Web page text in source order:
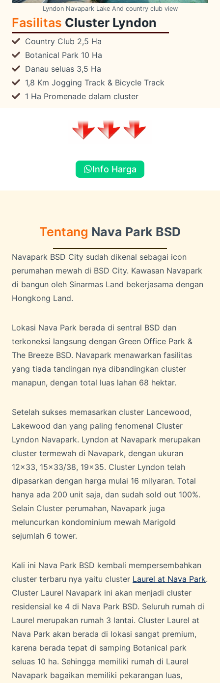
Lyndon Navapark Lake And country club view
Fasilitas Cluster Lyndon
Country Club 2,5 Ha
Botanical Park 10 Ha
Danau seluas 3,5 Ha
1,8 Km Jogging Track & Bicycle Track
1 Ha Promenade dalam cluster
Info Harga
Tentang Nava Park BSD
Navapark BSD City sudah dikenal sebagai icon
perumahan mewah di BSD City. Kawasan Navapark
di bangun oleh Sinarmas Land bekerjasama dengan
Hongkong Land.
Lokasi Nava Park berada di sentral BSD dan
terkoneksi langsung dengan Green Office Park &
The Breeze BSD. Navapark menawarkan fasilitas
yang tiada tandingan nya dibandingkan cluster
manapun, dengan total luas lahan 68 hektar.
Setelah sukses memasarkan cluster Lancewood,
Lakewood dan yang paling fenomenal Cluster
Lyndon Navapark. Lyndon at Navapark merupakan
cluster termewah di Navapark, dengan ukuran
12×33, 15×33/38, 19×35. Cluster Lyndon telah
dipasarkan dengan harga mulai 16 milyaran. Total
hanya ada 200 unit saja, dan sudah sold out 100%.
Selain Cluster perumahan, Navapark juga
meluncurkan kondominium mewah Marigold
sejumlah 6 tower.
Kali ini Nava Park BSD kembali mempersembahkan
cluster terbaru nya yaitu cluster Laurel at Nava Park.
Cluster Laurel Navapark ini akan menjadi cluster
residensial ke 4 di Nava Park BSD. Seluruh rumah di
Laurel merupakan rumah 3 lantai. Cluster Laurel at
Nava Park akan berada di lokasi sangat premium,
karena berada tepat di samping Botanical park
seluas 10 ha. Sehingga memiliki rumah di Laurel
Navapark bagaikan memiliki pekarangan luas,